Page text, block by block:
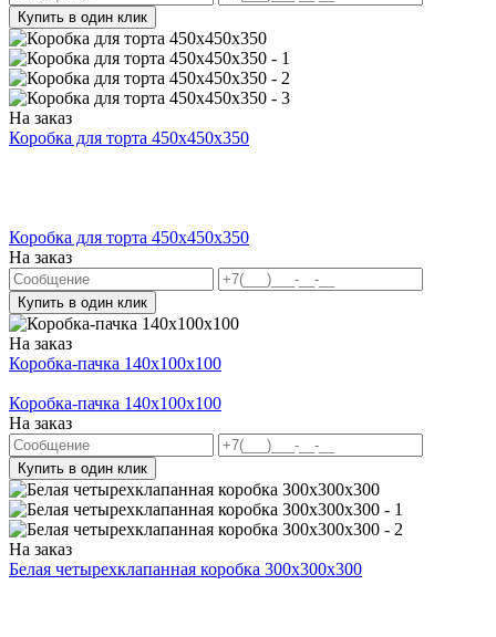
Купить в один клик
На заказ
Коробка для торта 450x450x350
Коробка для торта 450x450x350
На заказ
Купить в один клик
На заказ
Коробка-пачка 140x100x100
Коробка-пачка 140x100x100
На заказ
Купить в один клик
На заказ
Белая четырехклапанная коробка 300х300х300